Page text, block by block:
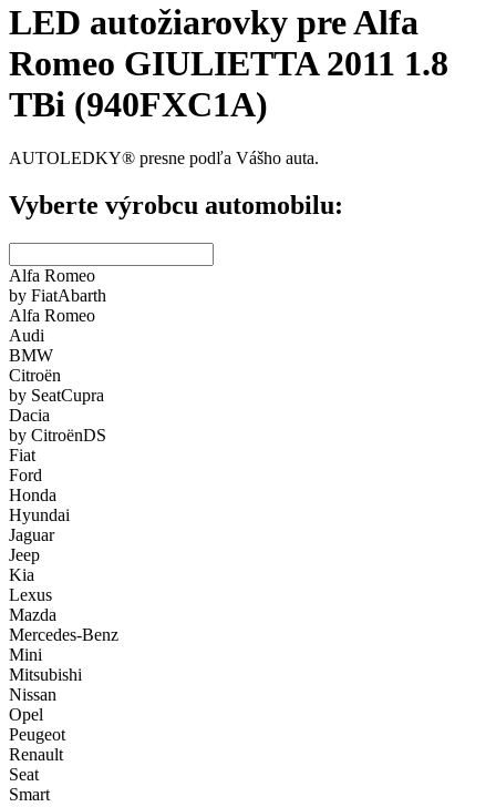
LED autožiarovky pre Alfa
Romeo GIULIETTA 2011 1.8
TBi (940FXC1A)
AUTOLEDKY® presne podľa Vášho auta.
Vyberte výrobcu automobilu:
Alfa Romeo
by FiatAbarth
Alfa Romeo
Audi
BMW
Citroën
by SeatCupra
Dacia
by CitroënDS
Fiat
Ford
Honda
Hyundai
Jaguar
Jeep
Kia
Lexus
Mazda
Mercedes-Benz
Mini
Mitsubishi
Nissan
Opel
Peugeot
Renault
Seat
Smart